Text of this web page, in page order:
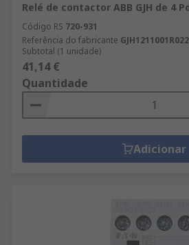
Relé de contactor ABB GJH de 4
Código RS 720-931
Referência do fabricante
Subtotal (1 unidade)
41,14 €
Quantidade
Adicionar